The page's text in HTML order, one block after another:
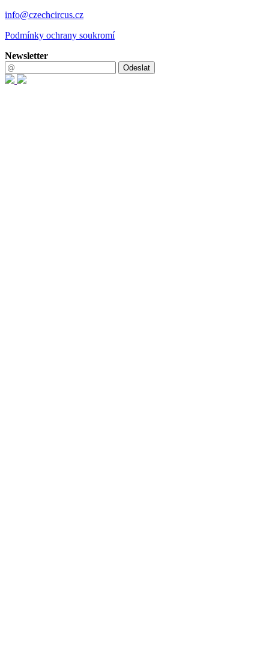
info@czechcircus.cz
Podmínky ochrany soukromí
Newsletter
Odeslat